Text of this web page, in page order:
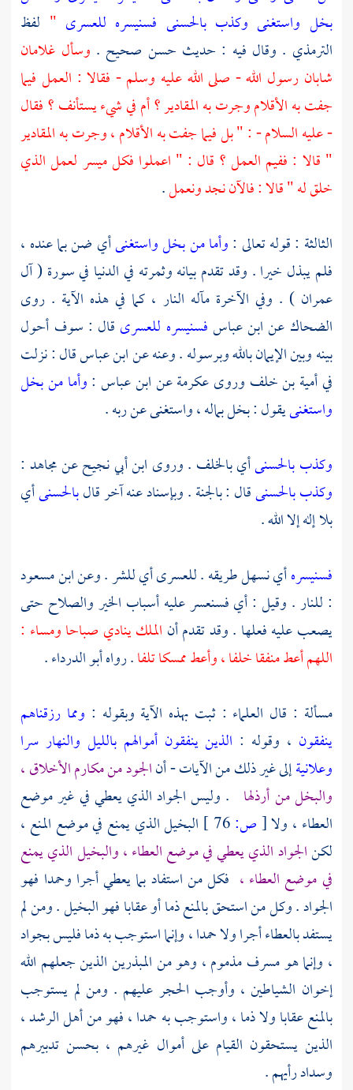
بخل واستغنى وكذب بالحسنى فسنيسره للعسرى " لفظ
الترمذي . وقال فيه : حديث حسن صحيح . وسأل غلامان
شابان رسول الله - صلى الله عليه وسلم - فقالا : العمل فيما
جفت به الأقلام وجرت به المقادير ؟ أم في شيء يستأنف ؟ فقال
- عليه السلام - : " بل فيما جفت به الأقلام ، وجرت به المقادير
" قالا : ففيم العمل ؟ قال : " اعملوا فكل ميسر لعمل الذي
خلق له " قالا : فالآن نجد ونعمل.
الثالثة : قوله تعالى :وأما من بخل واستغنىأي ضن بما عنده ،
فلم يبذل خيرا . وقد تقدم بيانه وثمرته في الدنيا في سورة ( آل
عمران ) . وفي الآخرة مآله النار ، كما في هذه الآية . روى
الضحاك عنابن عباسفسنيسره للعسرى قال : سوف أحول
بينه وبين الإيمان بالله وبرسوله . وعنه عنابن عباسقال : نزلت
فيأمية بن خلف وروىعكرمةعنابن عباس :وأما من بخل
واستغنىيقول : بخل بماله ، واستغنى عن ربه .
وكذب بالحسنىأي بالخلف . وروى ابن أبي نجيحعنمجاهد :
وكذب بالحسنىقال : بالجنة . وبإسناد عنه آخر قالبالحسنىأي
بلا إله إلا الله .
فسنيسرهأي نسهل طريقه . للعسرى أي للشر . وعنابن مسعود
: للنار . وقيل : أي فسنعسر عليه أسباب الخير والصلاح حتى
يصعب عليه فعلها . وقد تقدم أن الملك ينادي صباحا ومساء :
اللهم أعط منفقا خلفا ، وأعط ممسكا تلفا. رواهأبو الدرداء.
مسألة : قال العلماء : ثبت بهذه الآية وبقوله : ومما رزقناهم
ينفقون ، وقوله : الذين ينفقون أموالهم بالليل والنهار سرا
وعلانيةإلى غير ذلك من الآيات - أنالجود من مكارم الأخلاق ،
والبخل من أرذلها . وليس الجواد الذي يعطي في غير موضع
العطاء ، ولا[ص:
البخيل الذي يمنع في موضع المنع ،
لكنالجواد الذي يعطي في موضع العطاء ، والبخيل الذي يمنع
في موضع العطاء ، فكل من استفاد بما يعطي أجرا وحمدا فهو
الجواد . وكل من استحق بالمنع ذما أو عقابا فهو البخيل . ومن لم
يستفد بالعطاء أجرا ولا حمدا ، وإنما استوجب به ذما فليس بجواد
، وإنما هو مسرف مذموم ، وهو من المبذرين الذين جعلهم الله
إخوان الشياطين ، وأوجب الحجر عليهم . ومن لم يستوجب
بالمنع عقابا ولا ذما ، واستوجب به حمدا ، فهو من أهل الرشد ،
الذين يستحقون القيام على أموال غيرهم ، بحسن تدبيرهم
وسداد رأيهم .